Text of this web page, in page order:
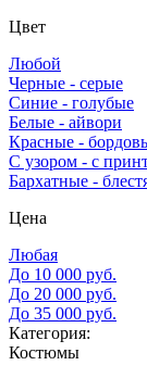
Цвет
Любой
Черные - серые
Синие - голубые
Белые - айвори
Красные -
С узором - с
Бархатные -
Цена
Любая
До 10 000 руб.
До 20 000 руб.
До 35 000 руб.
Категория:
Костюмы